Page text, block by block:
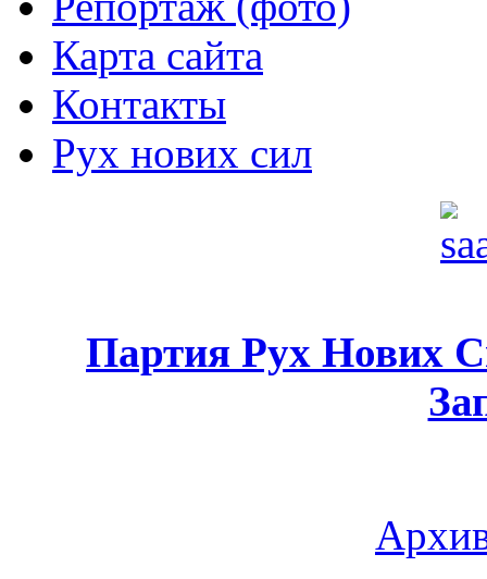
Карта сайта
Контакты
Рух нових сил
Партия Рух Нових